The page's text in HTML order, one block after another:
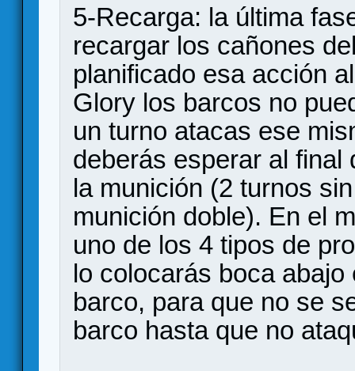
5-Recarga: la última
recargar los cañones
planificado esa acción
Glory los barcos no
un turno atacas ese
deberás esperar al final
la munición (2 turnos
munición doble). En el
uno de los 4 tipos de
lo colocarás boca
barco, para que no se
barco hasta que no